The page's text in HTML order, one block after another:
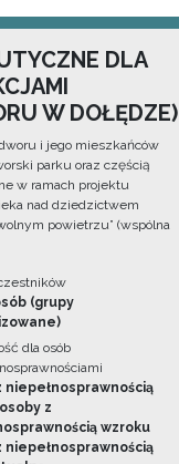
DLA
W DOŁĘDZE)
i jego mieszkańców
parku oraz częścią
w ramach projektu
nad dziedzictwem
powietrzu” (wspólna
(grupy
dla osób
niepełnosprawnością
z
wzroku
niepełnosprawnością